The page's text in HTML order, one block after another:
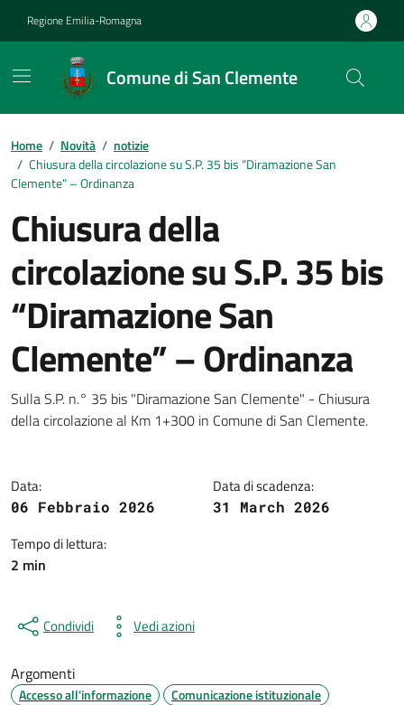
Regione Emilia-Romagna
Comune di San Clemente
Contenuti in evidenza
Home / Novità / notizie
/ Chiusura della circolazione su S.P. 35 bis “Diramazione San
Clemente” – Ordinanza
Chiusura della
circolazione su S.P. 35 bis
“Diramazione San
Clemente” – Ordinanza
Dettagli della notizia
Sulla S.P. n.° 35 bis "Diramazione San Clemente" - Chiusura
della circolazione al Km 1+300 in Comune di San Clemente.
Data:
06 Febbraio 2026
Data di scadenza:
31 March 2026
Tempo di lettura:
2 min
Condividi Vedi azioni
Argomenti
Accesso all'informazione Comunicazione istituzionale